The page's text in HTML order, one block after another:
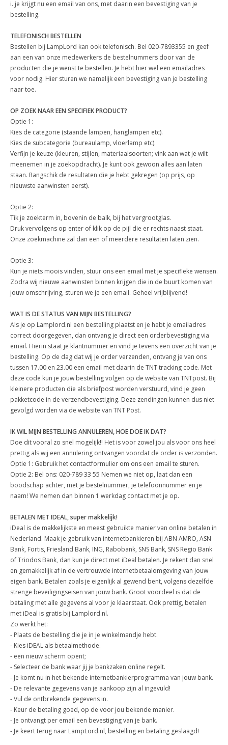
i. je krijgt nu een email van ons, met daarin een bevestiging van je
bestelling.
TELEFONISCH BESTELLEN
Bestellen bij LampLord kan ook telefonisch. Bel 020-7893355 en geef
aan een van onze medewerkers de bestelnummers door van de
producten die je wenst te bestellen. Je hebt hier wel een emailadres
voor nodig. Hier sturen we namelijk een bevestiging van je bestelling
naar toe.
OP ZOEK NAAR EEN SPECIFIEK PRODUCT?
Optie 1:
Kies de categorie (staande lampen, hanglampen etc).
Kies de subcategorie (bureaulamp, vloerlamp etc).
Verfijn je keuze (kleuren, stijlen, materiaalsoorten; vink aan wat je wilt
meenemen in je zoekopdracht). Je kunt ook gewoon alles aan laten
staan. Rangschik de resultaten die je hebt gekregen (op prijs, op
nieuwste aanwinsten eerst).
Optie 2:
Tik je zoekterm in, bovenin de balk, bij het vergrootglas.
Druk vervolgens op enter of klik op de pijl die er rechts naast staat.
Onze zoekmachine zal dan een of meerdere resultaten laten zien.
Optie 3:
Kun je niets moois vinden, stuur ons een email met je specifieke wensen.
Zodra wij nieuwe aanwinsten binnen krijgen die in de buurt komen van
jouw omschrijving, sturen we je een email. Geheel vrijblijvend!
WAT IS DE STATUS VAN MIJN BESTELLING?
Als je op Lamplord.nl een bestelling plaatst en je hebt je emailadres
correct doorgegeven, dan ontvang je direct een orderbevestiging via
email. Hierin staat je klantnummer en vind je tevens een overzicht van je
bestelling. Op de dag dat wij je order verzenden, ontvang je van ons
tussen 17.00 en 23.00 een email met daarin de TNT tracking code. Met
deze code kun je jouw bestelling volgen op de website van TNTpost. Bij
kleinere producten die als briefpost worden verstuurd, vind je geen
pakketcode in de verzendbevestiging. Deze zendingen kunnen dus niet
gevolgd worden via de website van TNT Post.
IK WIL MIJN BESTELLING ANNULEREN, HOE DOE IK DAT?
Doe dit vooral zo snel mogelijk!! Het is voor zowel jou als voor ons heel
prettig als wij een annulering ontvangen voordat de order is verzonden.
Optie 1: Gebruik het contactformulier om ons een email te sturen.
Optie 2: Bel ons: 020-789 33 55 Nemen we niet op, laat dan een
boodschap achter, met je bestelnummer, je telefoonnummer en je
naam! We nemen dan binnen 1 werkdag contact met je op.
BETALEN MET IDEAL, super makkelijk!
iDeal is de makkelijkste en meest gebruikte manier van online betalen in
Nederland. Maak je gebruik van internetbankieren bij ABN AMRO, ASN
Bank, Fortis, Friesland Bank, ING, Rabobank, SNS Bank, SNS Regio Bank
of Triodos Bank, dan kun je direct met iDeal betalen. Je rekent dan snel
en gemakkelijk af in de vertrouwde internetbetaalomgeving van jouw
eigen bank. Betalen zoals je eigenlijk al gewend bent, volgens dezelfde
strenge beveiligingseisen van jouw bank. Groot voordeel is dat de
betaling met alle gegevens al voor je klaarstaat. Ook prettig, betalen
met iDeal is gratis bij Lamplord.nl.
Zo werkt het:
- Plaats de bestelling die je in je winkelmandje hebt.
- Kies iDEAL als betaalmethode.
- een nieuw scherm opent;
- Selecteer de bank waar jij je bankzaken online regelt.
- Je komt nu in het bekende internetbankierprogramma van jouw bank.
- De relevante gegevens van je aankoop zijn al ingevuld!
- Vul de ontbrekende gegevens in.
- Keur de betaling goed, op de voor jou bekende manier.
- Je ontvangt per email een bevestiging van je bank.
- Je keert terug naar LampLord.nl, bestelling en betaling geslaagd!